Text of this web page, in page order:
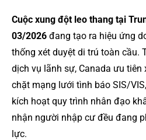
Cuộc xung đột leo thang tại
03/2026 đang tạo ra hiệu ứng
thống xét duyệt di trú toàn cầu.
dịch vụ lãnh sự, Canada ưu tiên
chặt mạng lưới tình báo SIS/
kích hoạt quy trình nhân đạo
nhận người nhập cư đều đang
lực.